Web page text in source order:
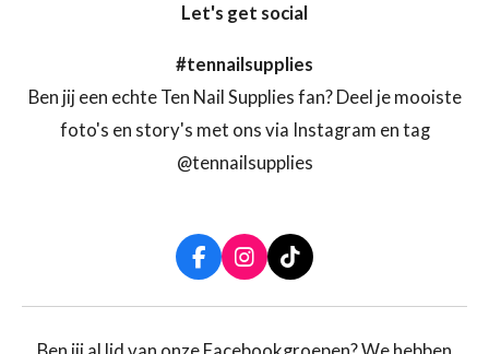
Let's get social
#tennailsupplies
Ben jij een echte Ten Nail Supplies fan? Deel je mooiste
foto's en story's met ons via Instagram en tag
@tennailsupplies
F
a
c
b
I
n
s
a
T
i
k
o